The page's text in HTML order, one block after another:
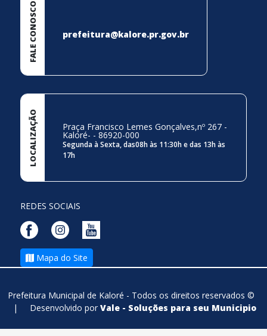
FALE CONOSCO prefeitura@kalore.pr.gov.br
LOCALIZAÇÃO Praça Francisco Lemes Gonçalves,nº 267 -
Kaloré- - 86920-000
Segunda à Sexta, das08h às 11:30h e das 13h às
17h
REDES SOCIAIS
Mapa do Site
Prefeitura Municipal de Kaloré - Todos os direitos reservados ©
| Desenvolvido por Vale - Soluções para seu Municipio